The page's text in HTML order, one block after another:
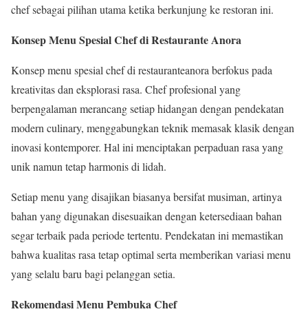
chef sebagai pilihan utama ketika berkunjung ke restoran ini.
Konsep Menu Spesial Chef di Restaurante Anora
Konsep menu spesial chef di restauranteanora berfokus pada
kreativitas dan eksplorasi rasa. Chef profesional yang
berpengalaman merancang setiap hidangan dengan pendekatan
modern culinary, menggabungkan teknik memasak klasik dengan
inovasi kontemporer. Hal ini menciptakan perpaduan rasa yang
unik namun tetap harmonis di lidah.
Setiap menu yang disajikan biasanya bersifat musiman, artinya
bahan yang digunakan disesuaikan dengan ketersediaan bahan
segar terbaik pada periode tertentu. Pendekatan ini memastikan
bahwa kualitas rasa tetap optimal serta memberikan variasi menu
yang selalu baru bagi pelanggan setia.
Rekomendasi Menu Pembuka Chef